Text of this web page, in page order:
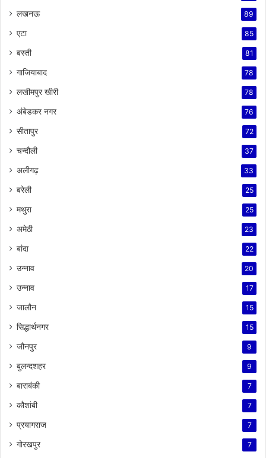
लखनऊ 89
एटा 85
बस्ती 81
गाजियाबाद 78
लखीमपुर खीरी 78
अंबेडकर नगर 76
सीतापुर 72
चन्दौली 37
अलीगढ़ 33
बरेली 25
मथुरा 25
अमेठी 23
बांदा 22
उन्नाव 20
उन्नाव 17
जालौन 15
सिद्धार्थनगर 15
जौनपुर 9
बुलन्दशहर 9
बाराबंकी 7
कौशांबी 7
प्रयागराज 7
गोरखपुर 7